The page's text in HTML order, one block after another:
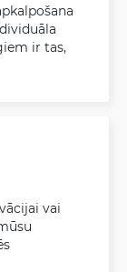
ir tas,
vai